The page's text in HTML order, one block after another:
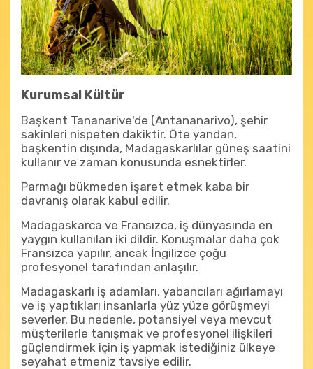
Kurumsal Kültür
Başkent Tananarive'de (Antananarivo), şehir
sakinleri nispeten dakiktir. Öte yandan,
başkentin dışında, Madagaskarlılar güneş saatini
kullanır ve zaman konusunda esnektirler.
Parmağı bükmeden işaret etmek kaba bir
davranış olarak kabul edilir.
Madagaskarca ve Fransızca, iş dünyasında en
yaygın kullanılan iki dildir. Konuşmalar daha çok
Fransızca yapılır, ancak İngilizce çoğu
profesyonel tarafından anlaşılır.
Madagaskarlı iş adamları, yabancıları ağırlamayı
ve iş yaptıkları insanlarla yüz yüze görüşmeyi
severler. Bu nedenle, potansiyel veya mevcut
müşterilerle tanışmak ve profesyonel ilişkileri
güçlendirmek için iş yapmak istediğiniz ülkeye
seyahat etmeniz tavsiye edilir.